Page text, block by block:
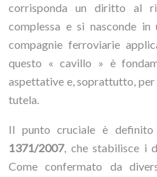
corrisponda un diritto al
complessa e si nasconde
compagnie ferroviarie
questo « cavillo » è
aspettative e, soprattutto,
tutela.
Il punto cruciale è definito
1371/2007, che stabilisce i
Come confermato da